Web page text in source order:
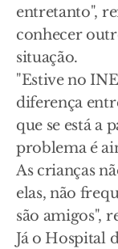
entretanto",
conhecer
situação.
"Estive no
diferença
que se está a
problema é
As crianças
elas, não
são amigos",
Já o Hospital